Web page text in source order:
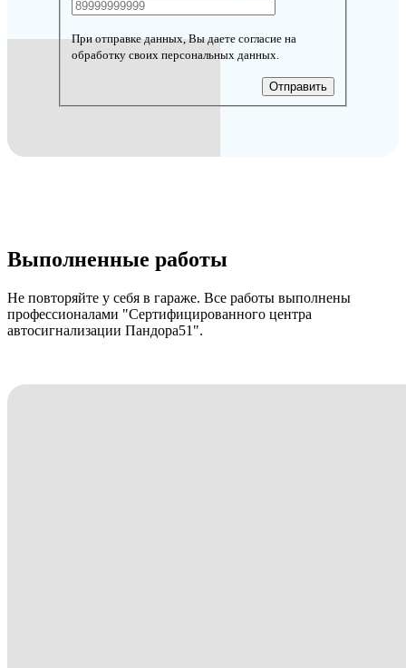
При отправке данных, Вы даете согласие на
обработку своих персональных данных.
Отправить
Выполненные работы
Не повторяйте у себя в гараже. Все работы выполнены
профессионалами "Сертифицированного центра
автосигнализации Пандора51".